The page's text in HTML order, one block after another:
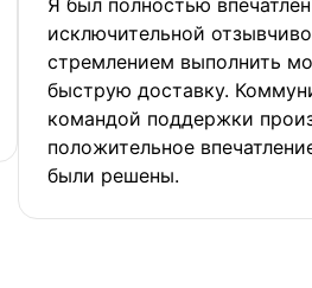
исключительной
стремлением выполнить
быструю доставку.
командой поддержки
положительное
были решены.